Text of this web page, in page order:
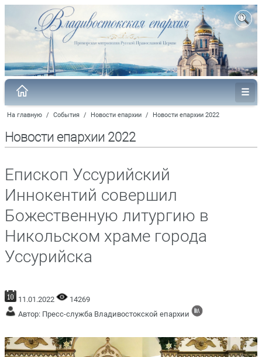
На главную / События / Новости епархии / Новости епархии 2022
Новости епархии 2022
Епископ Уссурийский
Иннокентий совершил
Божественную литургию в
Никольском храме города
Уссурийска
11.01.2022
14269
Автор: Пресс-служба Владивостокской епархии